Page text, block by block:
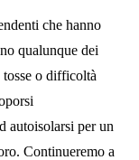
che hanno
qualunque dei
o difficoltà
autoisolarsi per un
Continueremo a